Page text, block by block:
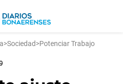
>Sociedad>Potenciar Trabajo